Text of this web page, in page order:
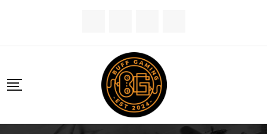
content